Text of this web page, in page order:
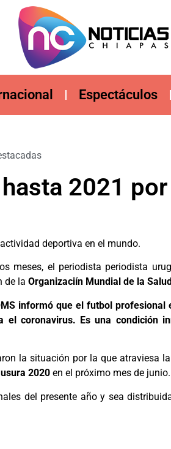
Espectáculos
2021 por
deportiva en el mundo.
meses, el periodista periodista
de la Organizaciín Mundial de la
informó que el futbol profesional
coronavirus. Es una condición
la situación por la que atraviesa la
2020 en el próximo mes de junio.
del presente año y sea